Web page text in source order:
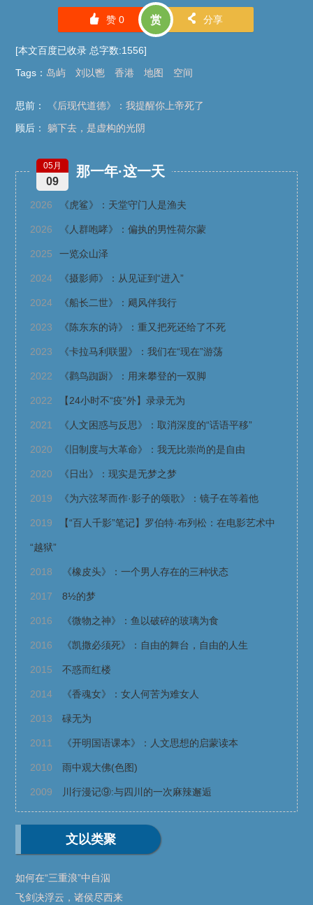
󰄼 赞 0 赏 󰄯 分享
[本文百度已收录 总字数:1556]
Tags ： 岛屿 刘以鬯 香港 地图 空间
思前：
《后现代道德》：我提醒你上帝死了
顾后：
躺下去，是虚构的光阴
那一年·这一天
05月
09
2026 《虎鲨》：天堂守门人是渔夫
2026 《人群咆哮》：偏执的男性荷尔蒙
2025 一览众山泽
2024 《摄影师》：从见证到“进入”
2024 《船长二世》：飓风伴我行
2023 《陈东东的诗》：重又把死还给了不死
2023 《卡拉马利联盟》：我们在“现在”游荡
2022 《鹳鸟踟蹰》：用来攀登的一双脚
2022 【24小时不“疫”外】录录无为
2021 《人文困惑与反思》：取消深度的“话语平移”
2020 《旧制度与大革命》：我无比崇尚的是自由
2020 《日出》：现实是无梦之梦
2019 《为六弦琴而作·影子的颂歌》：镜子在等着他
2019 【“百人千影”笔记】罗伯特·布列松：在电影艺术中
“越狱”
2018 《橡皮头》：一个男人存在的三种状态
2017 8½的梦
2016 《微物之神》：鱼以破碎的玻璃为食
2016 《凯撒必须死》：自由的舞台，自由的人生
2015 不惑而红楼
2014 《香魂女》：女人何苦为难女人
2013 碌无为
2011 《开明国语课本》：人文思想的启蒙读本
2010 雨中观大佛(色图)
2009 川行漫记⑨:与四川的一次麻辣邂逅
文以类聚
如何在“三重浪”中自泅
飞剑决浮云，诸侯尽西来